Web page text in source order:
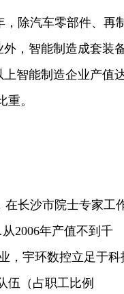
除汽车零部件、再制
，智能制造成套装
智能制造企业产值
。
长沙市院士专家工
2006年产值不到千
，宇环数控立足于科
伍（占职工比例